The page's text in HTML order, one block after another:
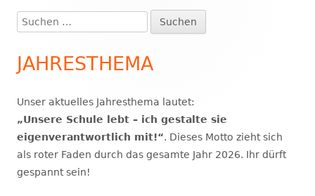
Haupt-
Seitenleiste
Suchen
nach:
JAHRESTHEMA
Unser aktuelles Jahresthema lautet:
„Unsere Schule lebt – ich gestalte sie
eigenverantwortlich mit!“. Dieses Motto zieht sich
als roter Faden durch das gesamte Jahr 2026. Ihr dürft
gespannt sein!